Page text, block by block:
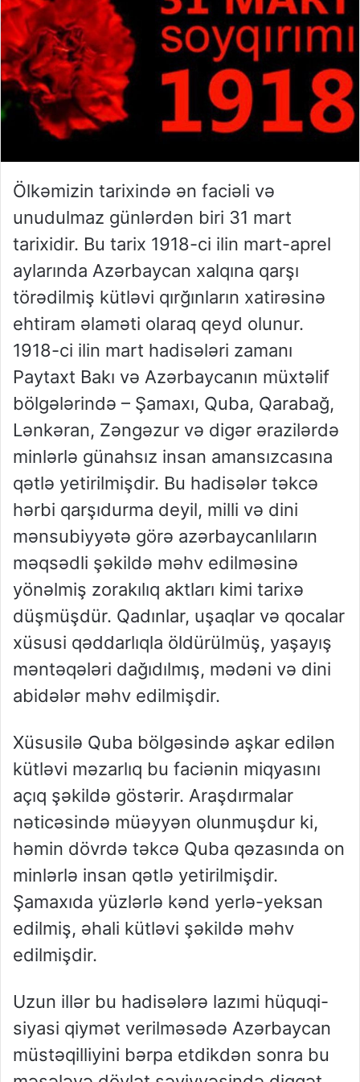
Ölkəmizin tarixində ən faciəli və
unudulmaz günlərdən biri 31 mart
tarixidir. Bu tarix 1918-ci ilin mart-aprel
aylarında Azərbaycan xalqına qarşı
törədilmiş kütləvi qırğınların xatirəsinə
ehtiram əlaməti olaraq qeyd olunur.
1918-ci ilin mart hadisələri zamanı
Paytaxt Bakı və Azərbaycanın müxtəlif
bölgələrində – Şamaxı, Quba, Qarabağ,
Lənkəran, Zəngəzur və digər ərazilərdə
minlərlə günahsız insan amansızcasına
qətlə yetirilmişdir. Bu hadisələr təkcə
hərbi qarşıdurma deyil, milli və dini
mənsubiyyətə görə azərbaycanlıların
məqsədli şəkildə məhv edilməsinə
yönəlmiş zorakılıq aktları kimi tarixə
düşmüşdür. Qadınlar, uşaqlar və qocalar
xüsusi qəddarlıqla öldürülmüş, yaşayış
məntəqələri dağıdılmış, mədəni və dini
abidələr məhv edilmişdir.
Xüsusilə Quba bölgəsində aşkar edilən
kütləvi məzarlıq bu faciənin miqyasını
açıq şəkildə göstərir. Araşdırmalar
nəticəsində müəyyən olunmuşdur ki,
həmin dövrdə təkcə Quba qəzasında on
minlərlə insan qətlə yetirilmişdir.
Şamaxıda yüzlərlə kənd yerlə-yeksan
edilmiş, əhali kütləvi şəkildə məhv
edilmişdir.
Uzun illər bu hadisələrə lazımi hüquqi-
siyasi qiymət verilməsədə Azərbaycan
müstəqilliyini bərpa etdikdən sonra bu